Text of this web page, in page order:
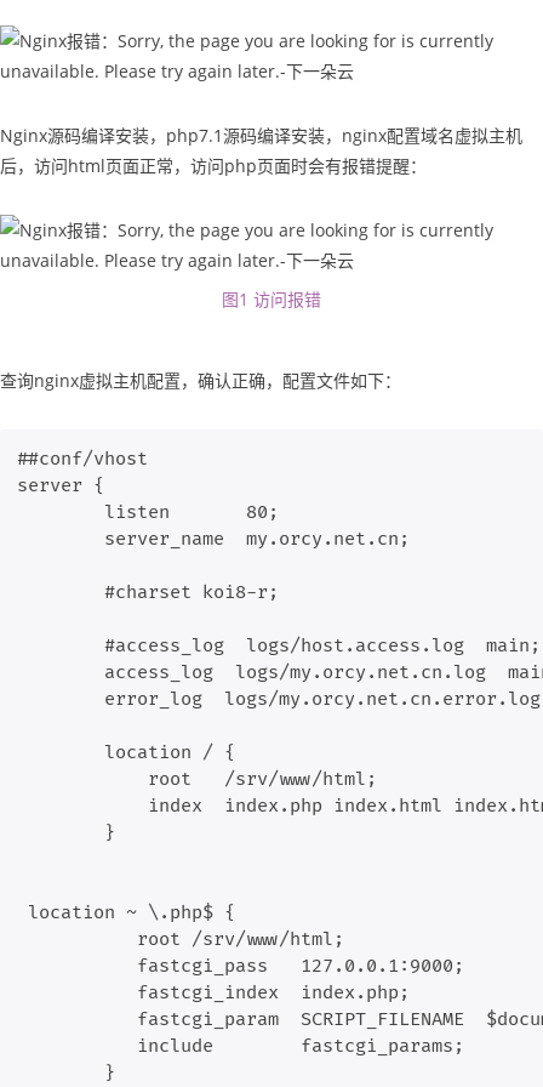
Nginx源码编译安装，php7.1源码编译安装，nginx配置域名虚拟主机
后，访问html页面正常，访问php页面时会有报错提醒：
图1 访问报错
查询nginx虚拟主机配置，确认正确，配置文件如下：
##conf/vhost
server {
        listen       80;
        server_name  my.orcy.net.cn;
        #charset koi8-r;
        #access_log  logs/host.access.log  main;
access_log  logs/my.orcy.net.cn.log
error_log  logs/
        location / {
            root   /srv/www/html;
index  index.php index.html
        }
location ~ \.php$ {
           root	/srv/www/html;
           fastcgi_pass   127.0.0.1:9000;
           fastcgi_index  index.php;
fastcgi_param  SCRIPT_FILENAME
           include        fastcgi_params;
        }